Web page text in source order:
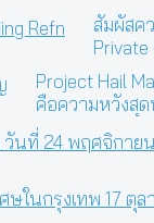
สัมผัสค
Project Hail
คือความหวังสุ